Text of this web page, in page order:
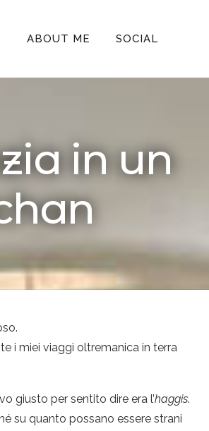
ABOUT ME SOCIAL
in un
i miei viaggi oltremanica in terra
giusto per sentito dire era l’haggis.
su quanto possano essere strani